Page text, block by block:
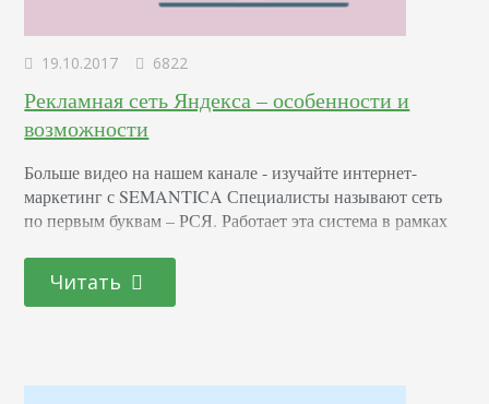
19.10.2017 6822
Рекламная сеть Яндекса – особенности и
возможности
Больше видео на нашем канале - изучайте интернет-
маркетинг с SEMANTICA Специалисты называют сеть
по первым буквам – РСЯ. Работает эта система в рамках
сайтах-партнерах сети. Как работает РСЯ Для
пользователей РСЯ можно сравнить с тем, что называется
Читать